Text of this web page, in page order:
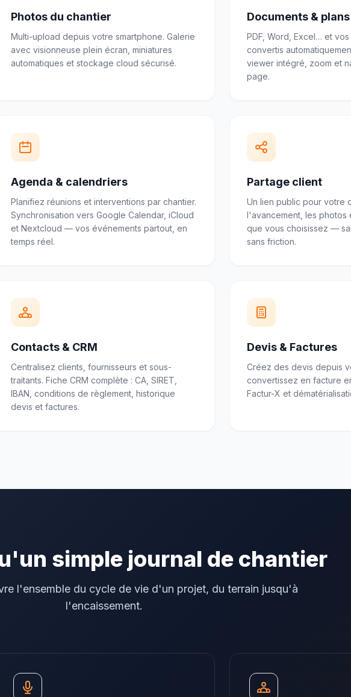
Photos du chantier
Multi-upload depuis votre smartphone. Galerie
avec visionneuse plein écran, miniatures
automatiques et stockage cloud sécurisé.
Documents & plans
PDF, Word, Excel… et
convertis
viewer intégré, zoom et
page.
Agenda & calendriers
Planifiez réunions et interventions par chantier.
Synchronisation vers Google Calendar, iCloud
et Nextcloud — vos événements partout, en
temps réel.
Partage client
Un lien public pour votre
l'avancement, les photos
que vous choisissez —
sans friction.
Contacts & CRM
Centralisez clients, fournisseurs et sous-
traitants. Fiche CRM complète : CA, SIRET,
IBAN, conditions de règlement, historique
devis et factures.
Devis & Factures
Créez des devis depuis
convertissez en facture
Factur-X et
simple journal de chantier
l'ensemble du cycle de vie d'un projet, du terrain jusqu'à
l'encaissement.